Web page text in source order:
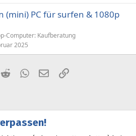
(mini) PC für surfen & 1080p
Computer: Kaufberatung
2025
RedditWhatsApp
E-MailLink